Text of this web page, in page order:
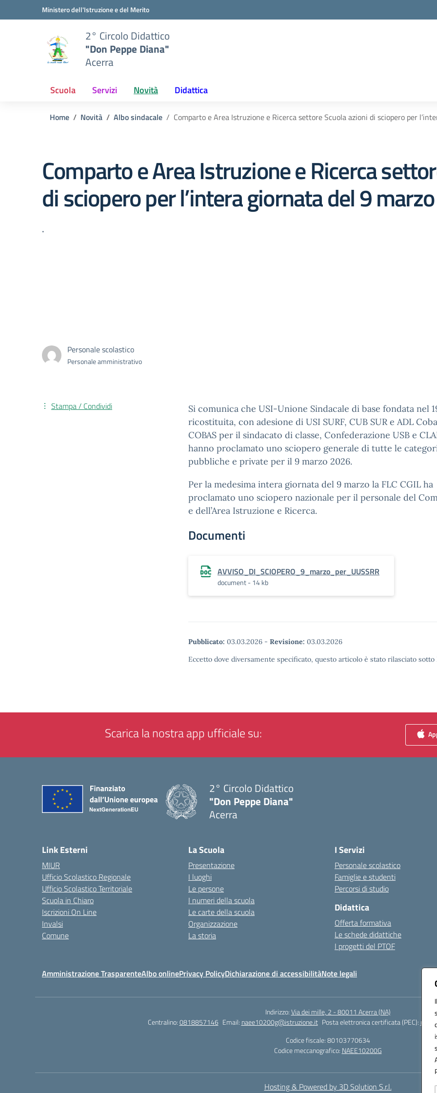
Vai ai contenuti
Vai al menu di navigazioneMinistero dell'Istruzione e del Merito
2° Circolo Didattico
"Don Peppe Diana"
Acerra
Scuola Servizi Novità Didattica
Home Novità Albo sindacale Comparto e Area Istruzione e Ricerca settore Scuola azioni di sciopero per
Comparto e Area Istruzione e Ricerca
di sciopero per l’intera giornata del 9
.
Personale scolastico
Personale amministrativo
Si comunica che USI-Unione Sindacale di base fondata nel
ricostituita, con adesione di USI SURF, CUB SUR e ADL
COBAS per il sindacato di classe, Confederazione USB e
hanno proclamato uno sciopero generale di tutte le
pubbliche e private per il 9 marzo 2026.
Per la medesima intera giornata del 9 marzo la FLC CGIL ha
proclamato uno sciopero nazionale per il personale del
e dell’Area Istruzione e Ricerca.
Documenti
AVVISO_DI_SCIOPERO_9_marzo_per_UUSSRR
document - 14 kb
Pubblicato: 03.03.2026 - Revisione: 03.03.2026
Eccetto dove diversamente specificato, questo articolo è stato rilasciato
Stampa / Condividi
Scarica la nostra app ufficiale su:
2° Circolo Didattico
"Don Peppe Diana"
Acerra
Link Esterni
MIUR
Ufficio Scolastico Regionale
Ufficio Scolastico Territoriale
Scuola in Chiaro
Iscrizioni On Line
Invalsi
Comune
La Scuola
Presentazione
I luoghi
Le persone
I numeri della scuola
Le carte della scuola
Organizzazione
La storia
I Servizi
Personale scolastico
Famiglie e studenti
Percorsi di studio
Didattica
Offerta formativa
Le schede didattiche
I progetti del PTOF
Amministrazione TrasparenteAlbo onlinePrivacy PolicyDichiarazione di accessibilitàNote legali
Indirizzo:Via dei mille, 2 - 80011 Acerra (NA)
Centralino:0818857146 Email: naee10200g@istruzione.it Posta elettronica certificata (PEC):
Codice fiscale: 80103770634
Codice meccanografico: NAEE10200G
Hosting & Powered by 3D Solution S.r.l.